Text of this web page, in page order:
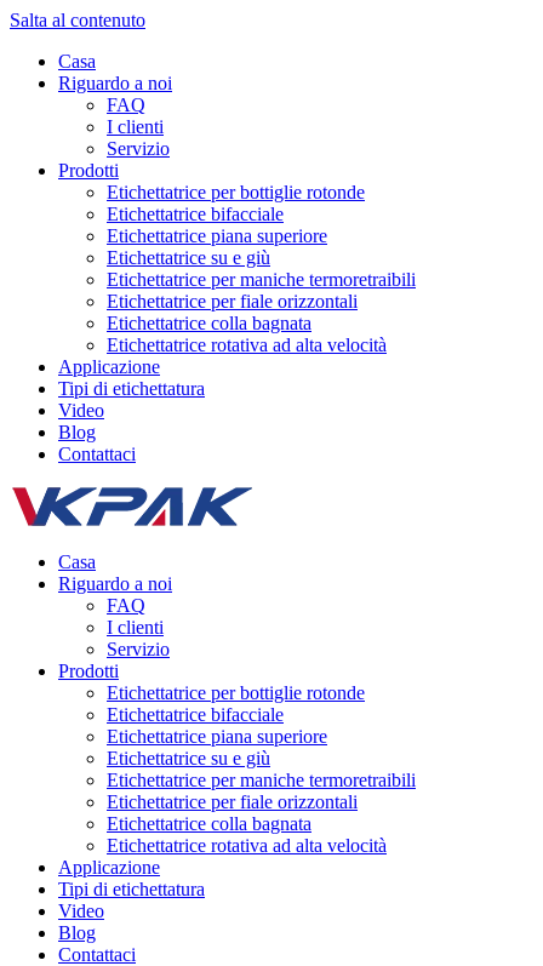
Salta al contenuto
Casa
Riguardo a noi
FAQ
I clienti
Servizio
Prodotti
Etichettatrice per bottiglie rotonde
Etichettatrice bifacciale
Etichettatrice piana superiore
Etichettatrice su e giù
Etichettatrice per maniche termoretraibili
Etichettatrice per fiale orizzontali
Etichettatrice colla bagnata
Etichettatrice rotativa ad alta velocità
Applicazione
Tipi di etichettatura
Video
Blog
Contattaci
Casa
Riguardo a noi
FAQ
I clienti
Servizio
Prodotti
Etichettatrice per bottiglie rotonde
Etichettatrice bifacciale
Etichettatrice piana superiore
Etichettatrice su e giù
Etichettatrice per maniche termoretraibili
Etichettatrice per fiale orizzontali
Etichettatrice colla bagnata
Etichettatrice rotativa ad alta velocità
Applicazione
Tipi di etichettatura
Video
Blog
Contattaci